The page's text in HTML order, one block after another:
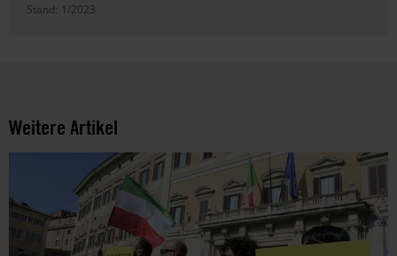
Stand: 1/2023
Weitere Artikel